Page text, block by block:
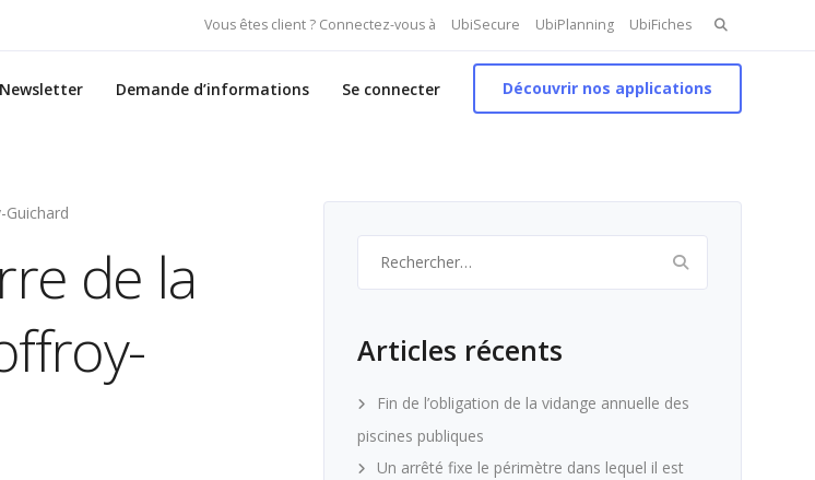
Vous êtes client ? Connectez-vous à UbiSecure UbiPlanning UbiFiches Search
for:
Newsletter Demande d’informations Se connecter Découvrir nos applications
de la
Articles récents
Fin de l’obligation de la vidange annuelle des
piscines publiques
Un arrêté fixe le périmètre dans lequel il est